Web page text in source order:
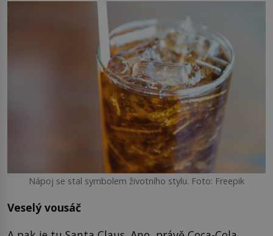
Nápoj se stal symbolem životního stylu. Foto: Freepik
Veselý vousáč